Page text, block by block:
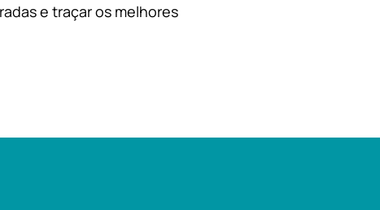
e traçar os melhores